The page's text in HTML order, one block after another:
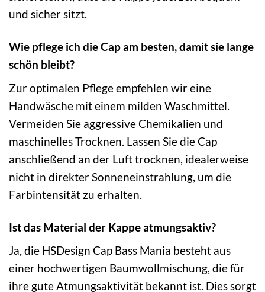
und sicher sitzt.
Wie pflege ich die Cap am besten, damit sie lange
schön bleibt?
Zur optimalen Pflege empfehlen wir eine
Handwäsche mit einem milden Waschmittel.
Vermeiden Sie aggressive Chemikalien und
maschinelles Trocknen. Lassen Sie die Cap
anschließend an der Luft trocknen, idealerweise
nicht in direkter Sonneneinstrahlung, um die
Farbintensität zu erhalten.
Ist das Material der Kappe atmungsaktiv?
Ja, die HSDesign Cap Bass Mania besteht aus
einer hochwertigen Baumwollmischung, die für
ihre gute Atmungsaktivität bekannt ist. Dies sorgt